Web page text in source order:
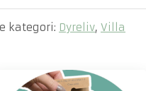
kategori: Dyreliv, Villa